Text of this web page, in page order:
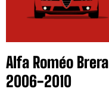
Alfa Roméo Brera
2006-2010